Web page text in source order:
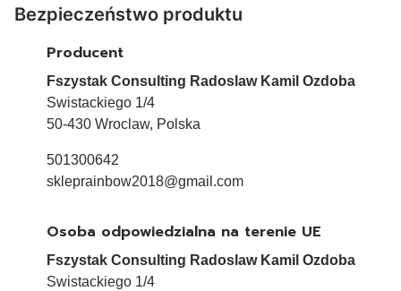
Bezpieczeństwo produktu
Producent
Fszystak Consulting Radoslaw Kamil Ozdoba
Swistackiego 1/4
50-430 Wroclaw, Polska
501300642
skleprainbow2018@gmail.com
Osoba odpowiedzialna na terenie UE
Fszystak Consulting Radoslaw Kamil Ozdoba
Swistackiego 1/4